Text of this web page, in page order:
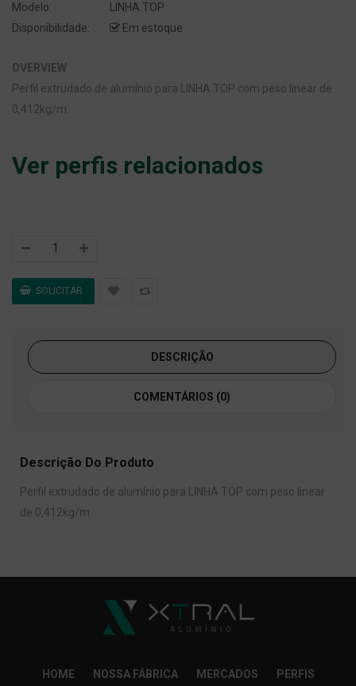
Modelo:
LINHA TOP
Disponibilidade:
Em estoque
OVERVIEW
Perfil extrudado de alumínio para LINHA TOP com peso linear de
0,412kg/m.
Ver perfis relacionados
DESCRIÇÃO
COMENTÁRIOS (0)
Descrição Do Produto
Perfil extrudado de alumínio para LINHA TOP com peso linear
de 0,412kg/m.
HOME NOSSA FÁBRICA MERCADOS PERFIS